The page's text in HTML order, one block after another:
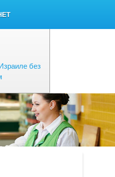
без